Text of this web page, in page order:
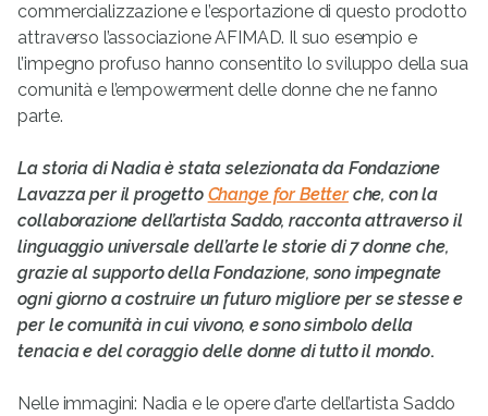
commercializzazione e l’esportazione di questo prodotto
attraverso l’associazione AFIMAD. Il suo esempio e
l’impegno profuso hanno consentito lo sviluppo della sua
comunità e l’empowerment delle donne che ne fanno
parte.
La storia di Nadia è stata selezionata da Fondazione
Lavazza per il progetto Change for Betterche, con la
collaborazione dell’artista Saddo, racconta attraverso il
linguaggio universale dell’arte le storie di 7 donne che,
grazie al supporto della Fondazione, sono impegnate
ogni giorno a costruire un futuro migliore per se stesse e
per le comunità in cui vivono, e sono simbolo della
tenacia e del coraggio delle donne di tutto il mondo.
Nelle immagini: Nadia e le opere d’arte dell’artista Saddo